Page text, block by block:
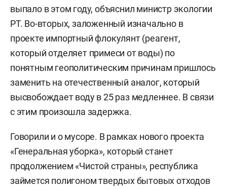
выпало в этом году, объяснил министр экологии
РТ. Во-вторых, заложенный изначально в
проекте импортный флокулянт (реагент,
который отделяет примеси от воды) по
понятным геополитическим причинам пришлось
заменить на отечественный аналог, который
высвобождает воду в 25 раз медленнее. В связи
с этим произошла задержка.
Говорили и о мусоре. В рамках нового проекта
«Генеральная уборка», который станет
продолжением «Чистой страны», республика
займется полигоном твердых бытовых отходов